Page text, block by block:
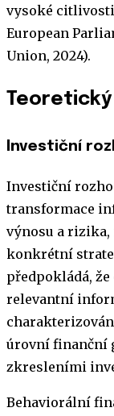
vysoké citlivosti
European
Union, 2024).
Investiční
Investiční
transformace
výnosu a
konkrétní
předpokládá,
relevantní
úrovní finanční
zkresleními
Behaviorální